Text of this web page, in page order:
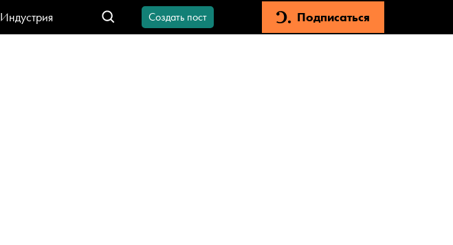
Индустрия
Создать пост Подписаться